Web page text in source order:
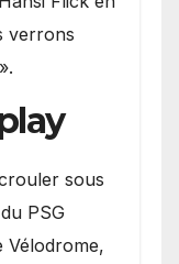
verrons
sous
PSG
Vélodrome,